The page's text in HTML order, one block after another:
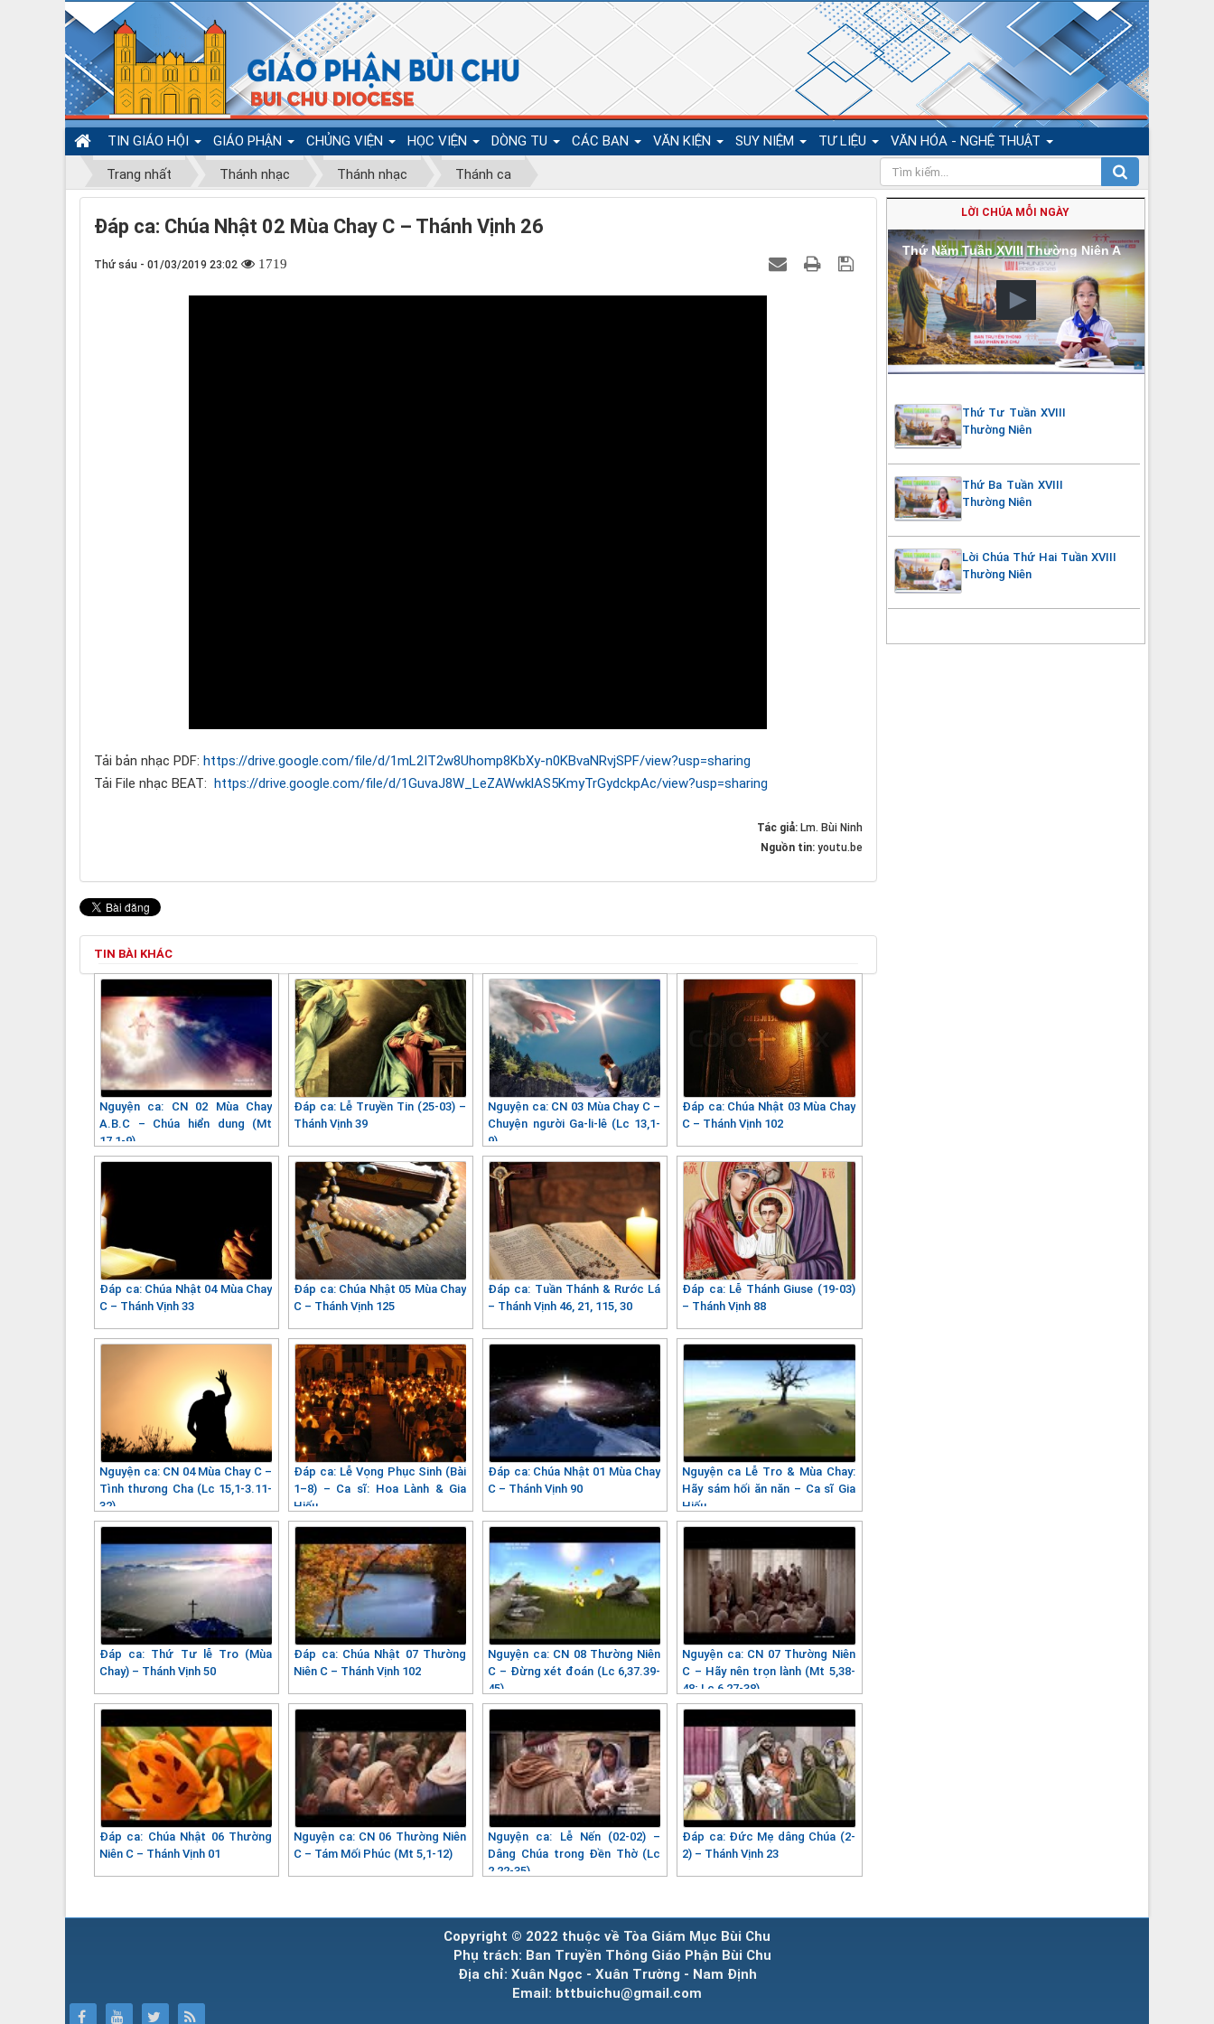
TIN GIÁO HỘI GIÁO PHẬN CHỦNG VIỆN HỌC VIỆN DÒNG TU CÁC BAN VĂN KIỆN SUY NIỆM TƯ LIỆU VĂN HÓA - NGHỆ THUẬT
Trang nhất Thánh nhạc Thánh nhạc Thánh ca
Đáp ca: Chúa Nhật 02 Mùa Chay C – Thánh Vịnh 26
Thứ sáu - 01/03/2019 23:02 1719
Tải bản nhạc PDF: https://drive.google.com/file/d/1mL2IT2w8Uhomp8KbXy-n0KBvaNRvjSPF/view?usp=sharing
Tải File nhạc BEAT: https://drive.google.com/file/d/1GuvaJ8W_LeZAWwklAS5KmyTrGydckpAc/view?usp=sharing
Tác giả: Lm. Bùi Ninh
Nguồn tin: youtu.be
TIN BÀI KHÁC
Nguyện ca: CN 02 Mùa Chay
A.B.C – Chúa hiển dung (Mt
17,1-9)
Đáp ca: Lễ Truyền Tin (25-03) –
Thánh Vịnh 39
Nguyện ca: CN 03 Mùa Chay C –
Chuyện người Ga-li-lê (Lc 13,1-
9)
Đáp ca: Chúa Nhật 03 Mùa Chay
C – Thánh Vịnh 102
Đáp ca: Chúa Nhật 04 Mùa Chay
C – Thánh Vịnh 33
Đáp ca: Chúa Nhật 05 Mùa Chay
C – Thánh Vịnh 125
Đáp ca: Tuần Thánh & Rước Lá
– Thánh Vịnh 46, 21, 115, 30
Đáp ca: Lễ Thánh Giuse (19-03)
– Thánh Vịnh 88
Nguyện ca: CN 04 Mùa Chay C –
Tình thương Cha (Lc 15,1-3.11-
32)
Đáp ca: Lễ Vọng Phục Sinh (Bài
1–8) – Ca sĩ: Hoa Lành & Gia
Hiếu
Đáp ca: Chúa Nhật 01 Mùa Chay
C – Thánh Vịnh 90
Nguyện ca Lễ Tro & Mùa Chay:
Hãy sám hối ăn năn – Ca sĩ Gia
Hiếu
Đáp ca: Thứ Tư lễ Tro (Mùa
Chay) – Thánh Vịnh 50
Đáp ca: Chúa Nhật 07 Thường
Niên C – Thánh Vịnh 102
Nguyện ca: CN 08 Thường Niên
C – Đừng xét đoán (Lc 6,37.39-
45)
Nguyện ca: CN 07 Thường Niên
C – Hãy nên trọn lành (Mt 5,38-
48; Lc 6,27-38)
Đáp ca: Chúa Nhật 06 Thường
Niên C – Thánh Vịnh 01
Nguyện ca: CN 06 Thường Niên
C – Tám Mối Phúc (Mt 5,1-12)
Nguyện ca: Lễ Nến (02-02) –
Dâng Chúa trong Đền Thờ (Lc
2,22-35)
Đáp ca: Đức Mẹ dâng Chúa (2-
2) – Thánh Vịnh 23
LỜI CHÚA MỖI NGÀY
Thứ Năm Tuần XVIII Thường Niên A
Thứ Tư Tuần XVIII
Thường Niên
Thứ Ba Tuần XVIII
Thường Niên
Lời Chúa Thứ Hai Tuần XVIII
Thường Niên
Copyright © 2022 thuộc về Tòa Giám Mục Bùi Chu
Phụ trách: Ban Truyền Thông Giáo Phận Bùi Chu
Địa chỉ: Xuân Ngọc - Xuân Trường - Nam Định
Email: bttbuichu@gmail.com